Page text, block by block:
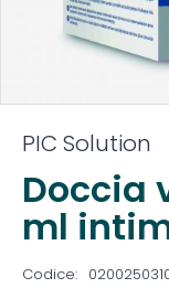
PIC Solution
Doccia
ml
Codice: